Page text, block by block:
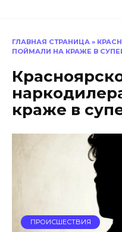
ГЛАВНАЯ СТРАНИЦА »
ПОЙМАЛИ НА КРАЖЕ В
краже в
ПРОИСШЕСТВИЯ